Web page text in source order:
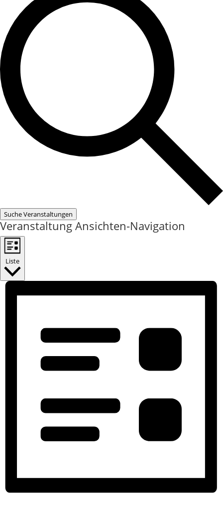
Suche Veranstaltungen
Veranstaltung Ansichten-Navigation
Liste